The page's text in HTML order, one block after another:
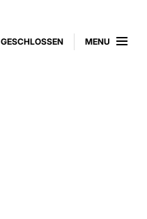
GESCHLOSSEN MENU